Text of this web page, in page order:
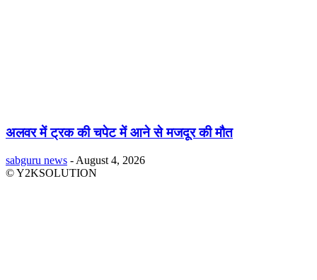
अलवर में ट्रक की चपेट में आने से मजदूर की मौत
sabguru news - August 4, 2026
© Y2KSOLUTION